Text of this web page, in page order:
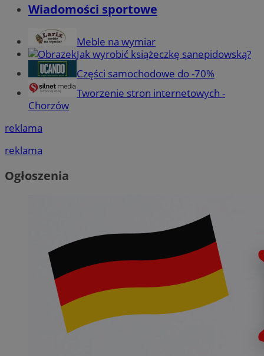
Wiadomości sportowe
Meble na wymiar
Jak wyrobić książeczkę sanepidowską?
Części samochodowe do -70%
Tworzenie stron internetowych -
Chorzów
reklama
reklama
Ogłoszenia